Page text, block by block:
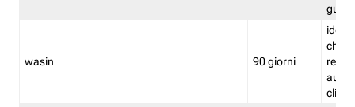
wasin 90 giorni
che
rete
clienti